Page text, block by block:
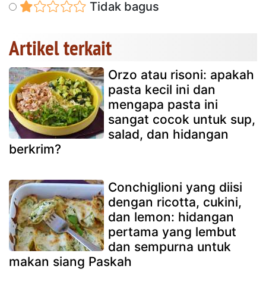
Tidak bagus
Artikel terkait
Orzo atau risoni: apakah
pasta kecil ini dan
mengapa pasta ini
sangat cocok untuk sup,
salad, dan hidangan
berkrim?
Conchiglioni yang diisi
dengan ricotta, cukini,
dan lemon: hidangan
pertama yang lembut
dan sempurna untuk
makan siang Paskah